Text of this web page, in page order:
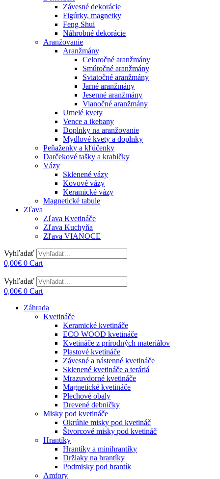
Závesné dekorácie
Figúrky, magnetky
Feng Shui
Náhrobné dekorácie
Aranžovanie
Aranžmány
Celoročné aranžmány
Smútočné aranžmány
Sviatočné aranžmány
Jarné aranžmány
Jesenné aranžmány
Vianočné aranžmány
Umelé kvety
Vence a ikebany
Doplnky na aranžovanie
Mydlové kvety a doplnky
Peňaženky a kľúčenky
Darčekové tašky a krabičky
Vázy
Sklenené vázy
Kovové vázy
Keramické vázy
Magnetické tabule
Zľava
Zľava Kvetináče
Zľava Kuchyňa
Zľava VIANOCE
Vyhľadať
0,00€ 0 Cart
Vyhľadať
0,00€ 0 Cart
Záhrada
Kvetináče
Keramické kvetináče
ECO WOOD kvetináče
Kvetináče z prírodných materiálov
Plastové kvetináče
Závesné a nástenné kvetináče
Sklenené kvetináče a teráriá
Mrazuvdorné kvetináče
Magnetické kvetináče
Plechové obaly
Drevené debničky
Misky pod kvetináče
Okrúhle misky pod kvetináč
Štvorcové misky pod kvetináč
Hrantíky
Hrantíky a minihrantíky
Držiaky na hrantíky
Podmisky pod hrantík
Amfory